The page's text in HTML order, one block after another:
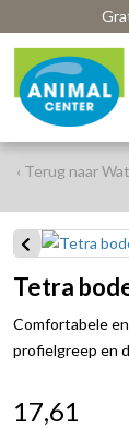
‹ Terug naar
Tetra
Comfortabele
profielgreep en
17,61